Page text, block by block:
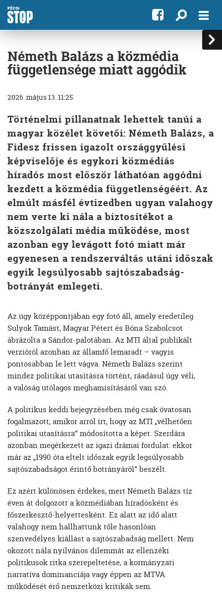
Németh Balázs a közmédia
függetlensége miatt aggódik
2026. május 13. 11:25
Történelmi pillanatnak lehettek tanúi a
magyar közélet követői: Németh Balázs, a
Fidesz frissen igazolt országgyűlési
képviselője és egykori közmédiás
híradós most először láthatóan aggódni
kezdett a közmédia függetlenségéért. Az
elmúlt másfél évtizedben ugyan valahogy
nem verte ki nála a biztosítékot a
közszolgálati média működése, most
azonban egy levágott fotó miatt már
egyenesen a rendszerváltás utáni időszak
egyik legsúlyosabb sajtószabadság-
botrányát emlegeti.
Az ügy középpontjában egy fotó áll, amely eredetileg
Sulyok Tamást, Magyar Pétert és Bóna Szabolcsot
ábrázolta a Sándor-palotában. Az MTI által publikált
verzióról azonban az államfő lemaradt – vagyis
pontosabban le lett vágva. Németh Balázs szerint
mindez politikai utasításra történt, ráadásul úgy véli,
a valóság utólagos meghamisításáról van szó.
A politikus keddi bejegyzésében még csak óvatosan
fogalmazott, amikor arról írt, hogy az MTI „vélhetően
politikai utasításra” módosította a képet. Szerdára
azonban megérkezett az igazi drámai fordulat: ekkor
már az „1990 óta eltelt időszak egyik legsúlyosabb
sajtószabadságot érintő botrányáról” beszélt.
Ez azért különösen érdekes, mert Németh Balázs tíz
éven át dolgozott a közmédiában híradósként és
főszerkesztő-helyettesként. Ez alatt az idő alatt
valahogy nem hallhattunk tőle hasonlóan
szenvedélyes kiállást a sajtószabadság mellett. Nem
okozott nála nyilvános dilemmát az ellenzéki
politikusok ritka szerepeltetése, a kormányzati
narratíva dominanciája vagy éppen az MTVA
működését érő nemzetközi kritikák sem.